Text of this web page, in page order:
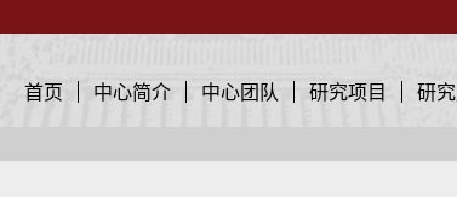
首页 中心简介 中心团队 研究项目 研